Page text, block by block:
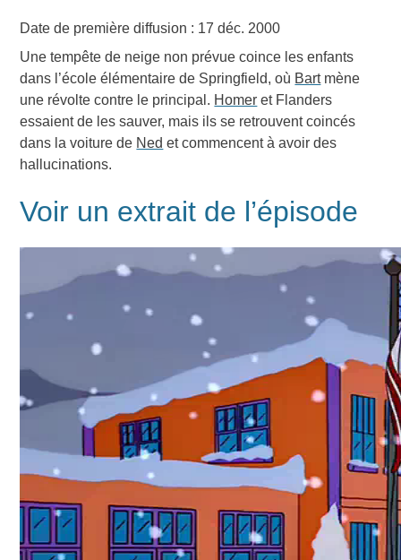
Date de première diffusion : 17 déc. 2000
Une tempête de neige non prévue coince les enfants
dans l’école élémentaire de Springfield, où Bartmène
une révolte contre le principal. Homer et Flanders
essaient de les sauver, mais ils se retrouvent coincés
dans la voiture de Ned et commencent à avoir des
hallucinations.
Voir un extrait de l’épisode